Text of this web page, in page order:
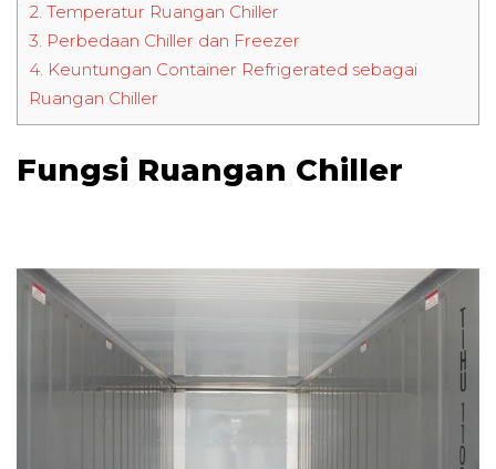
2. Temperatur Ruangan Chiller
3. Perbedaan Chiller dan Freezer
4. Keuntungan Container Refrigerated sebagai
Ruangan Chiller
Fungsi Ruangan Chiller